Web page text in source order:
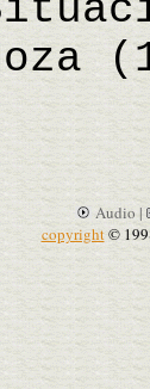
Audio |
copyright©